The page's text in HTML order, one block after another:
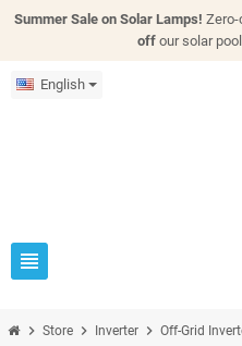
Summer Sale on Solar Lamps! Zero-
off our solar
English
view_headline
chevron_right Store chevron_right Inverter chevron_right Off-Grid